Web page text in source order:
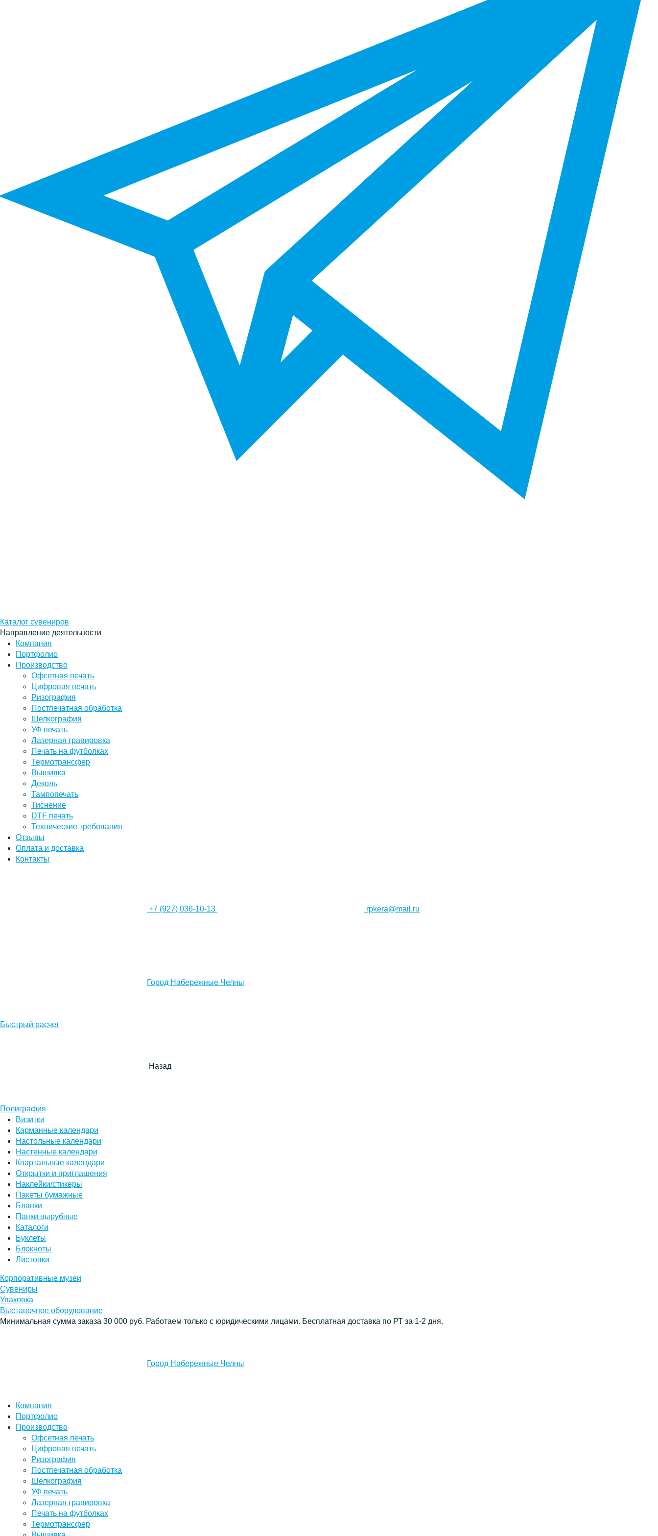
Каталог сувениров
Направление деятельности
Компания
Портфолио
Производство
Офсетная печать
Цифровая печать
Ризография
Постпечатная обработка
Шелкография
УФ печать
Лазерная гравировка
Печать на футболках
Термотрансфер
Вышивка
Деколь
Тампопечать
Тиснение
DTF печать
Технические требования
Отзывы
Оплата и доставка
Контакты
+7 (927) 036-10-13 rpkera@mail.ru
Город Набережные Челны
Быстрый расчет
Назад
Полиграфия
Визитки
Карманные календари
Настольные календари
Настенные календари
Квартальные календари
Открытки и приглашения
Наклейки/стикеры
Пакеты бумажные
Бланки
Папки вырубные
Каталоги
Буклеты
Блокноты
Листовки
Корпоративные музеи
Сувениры
Упаковка
Выставочное оборудование
Минимальная сумма заказа 30 000 руб. Работаем только с юридическими лицами. Бесплатная доставка по РТ за 1-2 дня.
Город Набережные Челны
Компания
Портфолио
Производство
Офсетная печать
Цифровая печать
Ризография
Постпечатная обработка
Шелкография
УФ печать
Лазерная гравировка
Печать на футболках
Термотрансфер